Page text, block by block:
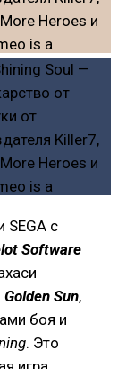
SEGA с
Software
Golden Sun,
боя и
. Это